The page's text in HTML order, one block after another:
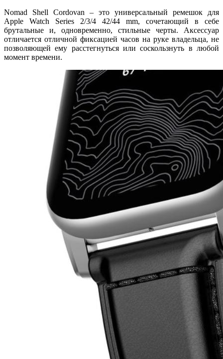
Nomad Shell Cordovan – это универсальный ремешок для
Apple Watch Series 2/3/4 42/44 mm, сочетающий в себе
брутальные и, одновременно, стильные черты. Аксессуар
отличается отличной фиксацией часов на руке владельца, не
позволяющей ему расстегнуться или соскользнуть в любой
момент времени.